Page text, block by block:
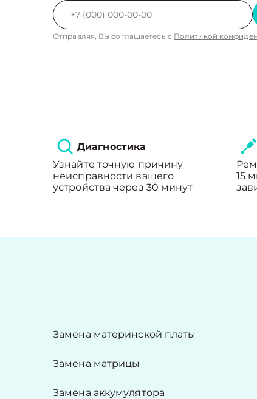
Отправляя, Вы соглашаетесь с Политикой
Диагностика
Узнайте точную причину
неисправности вашего
устройства через 30 минут
15
Замена материнской платы
Замена матрицы
Замена аккумулятора